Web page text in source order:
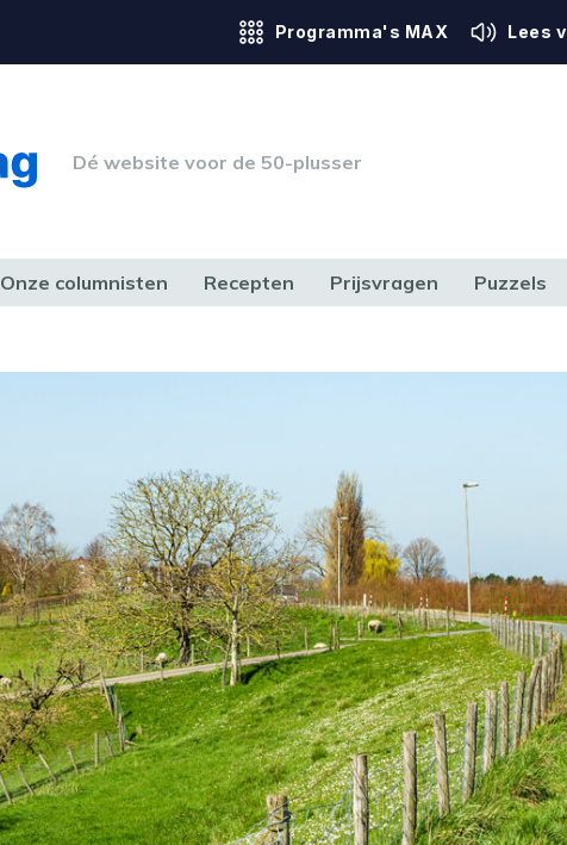
Programma's MAX Lees
Dé website voor de 50-plusser
Onze columnisten Recepten Prijsvragen Puzzels